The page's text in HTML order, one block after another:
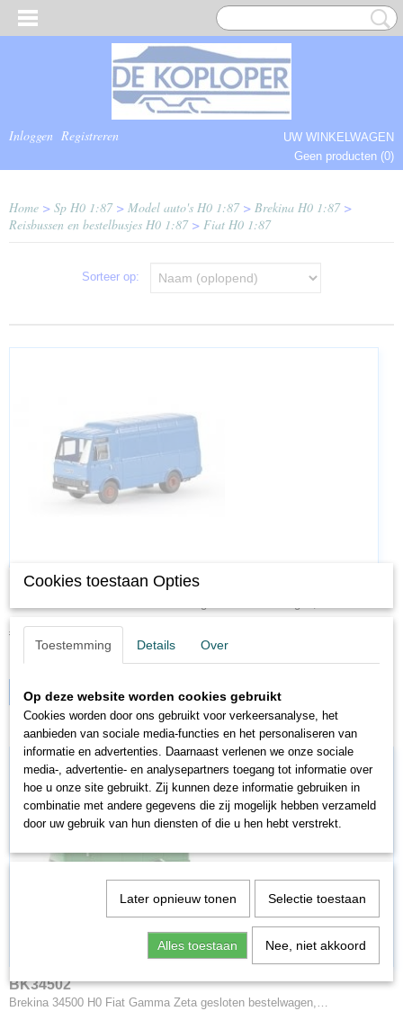
Inloggen Registreren
UW WINKELWAGEN
Geen producten (0)
Home > Sp H0 1:87> Model auto's H0 1:87> Brekina H0 1:87>
Reisbussen en bestelbusjes H0 1:87> Fiat H0 1:87
Sorteer op:
BK34501
€ 13,90
Op voorraad
IN WINKELWAGEN
BK34502
Brekina 34500 H0 Fiat Gamma Zeta gesloten bestelwagen,…
Cookies toestaan Opties
Toestemming Details Over
Op deze website worden cookies gebruikt
Cookies worden door ons gebruikt voor verkeersanalyse, het
aanbieden van sociale media-functies en het personaliseren van
informatie en advertenties. Daarnaast verlenen we onze sociale
media-, advertentie- en analysepartners toegang tot informatie over
hoe u onze site gebruikt. Zij kunnen deze informatie gebruiken in
combinatie met andere gegevens die zij mogelijk hebben verzameld
door uw gebruik van hun diensten of die u hen hebt verstrekt.
Later opnieuw tonen Selectie toestaan
Alles toestaan Nee, niet akkoord